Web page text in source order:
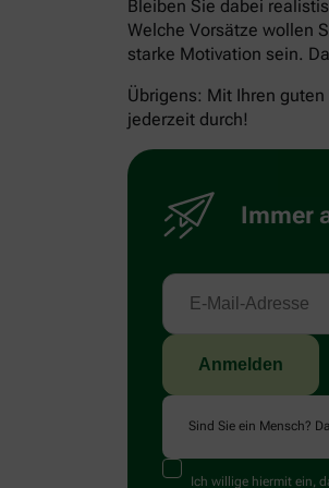
Bleiben Sie dabei
Welche Vorsätze wollen
starke Motivation sein.
Übrigens: Mit Ihren
jederzeit durch!
Immer
Sind Sie ein Mensch?
Ich willige hiermit ein,